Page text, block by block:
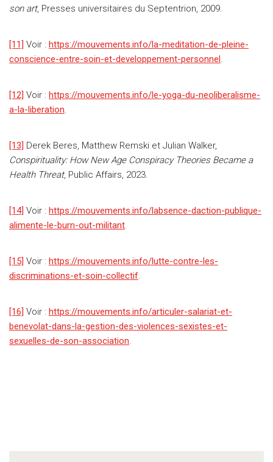
son art, Presses universitaires du Septentrion, 2009.
[11] Voir : https://mouvements.info/la-meditation-de-pleine-
conscience-entre-soin-et-developpement-personnel.
[12] Voir : https://mouvements.info/le-yoga-du-neoliberalisme-
a-la-liberation.
[13] Derek Beres, Matthew Remski et Julian Walker,
Conspirituality: How New Age Conspiracy Theories Became a
Health Threat, Public Affairs, 2023.
[14] Voir : https://mouvements.info/labsence-daction-publique-
alimente-le-burn-out-militant.
[15] Voir : https://mouvements.info/lutte-contre-les-
discriminations-et-soin-collectif.
[16] Voir : https://mouvements.info/articuler-salariat-et-
benevolat-dans-la-gestion-des-violences-sexistes-et-
sexuelles-de-son-association.